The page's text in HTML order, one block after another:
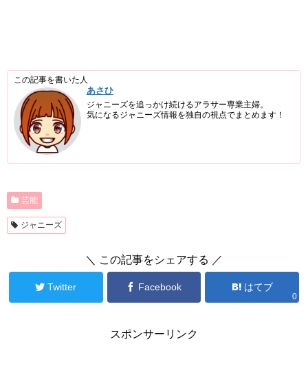
この記事を書いた人
あさひ
ジャニーズを追っかけ続けるアラサー専業主婦。
気になるジャニーズ情報を独自の視点でまとめます！
芸能
ジャニーズ
＼ この記事をシェアする ／
Twitter Facebook はてブ
0
スポンサーリンク